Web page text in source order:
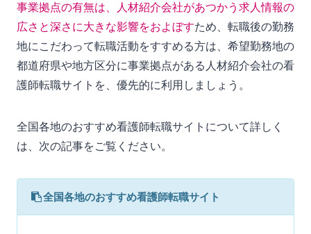
事業拠点の有無は、人材紹介会社があつかう求人情報の
広さと深さに大きな影響をおよぼすため、転職後の勤務
地にこだわって転職活動をすすめる方は、希望勤務地の
都道府県や地方区分に事業拠点がある人材紹介会社の看
護師転職サイトを、優先的に利用しましょう。
全国各地のおすすめ看護師転職サイトについて詳しく
は、次の記事をご覧ください。
全国各地のおすすめ看護師転職サイト